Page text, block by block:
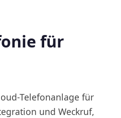
für
Telefonanlage für
und Weckruf,